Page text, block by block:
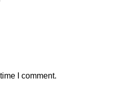
I comment.